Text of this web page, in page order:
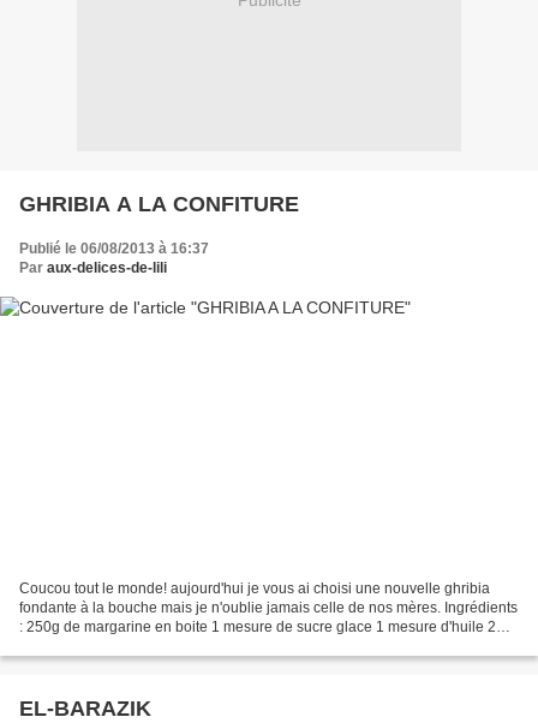
GHRIBIA A LA CONFITURE
Publié le 06/08/2013 à 16:37
Par aux-delices-de-lili
Coucou tout le monde! aujourd'hui je vous ai choisi une nouvelle ghribia
fondante à la bouche mais je n'oublie jamais celle de nos mères. Ingrédients
: 250g de margarine en boite 1 mesure de sucre glace 1 mesure d'huile 2
EL-BARAZIK